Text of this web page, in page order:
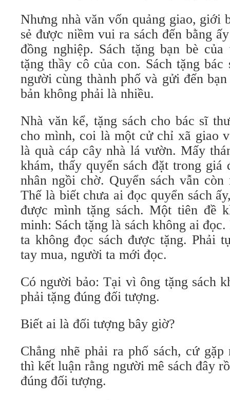
Nhưng nhà văn vốn quảng giao, giới
sẻ được niềm vui ra sách đến bằng
đồng nghiệp. Sách tặng bạn bè
tặng thầy cô của con. Sách tặng
người cùng thành phố và gửi đến
bản không phải là nhiều.
Nhà văn kể, tặng sách cho bác sĩ
cho mình, coi là một cử chỉ xã giao
là quà cáp cây nhà lá vườn. Mấy
khám, thấy quyển sách đặt trong giá
nhân ngồi chờ. Quyển sách vẫn
Thế là biết chưa ai đọc quyển sách
được mình tặng sách. Một tiên đề
minh: Sách tặng là sách không ai
ta không đọc sách được tặng. Phải
tay mua, người ta mới đọc.
Có người bảo: Tại vì ông tặng sách
phải tặng đúng đối tượng.
Biết ai là đối tượng bây giờ?
Chẳng nhẽ phải ra phố sách, cứ
thì kết luận rằng người mê sách đây
đúng đối tượng.